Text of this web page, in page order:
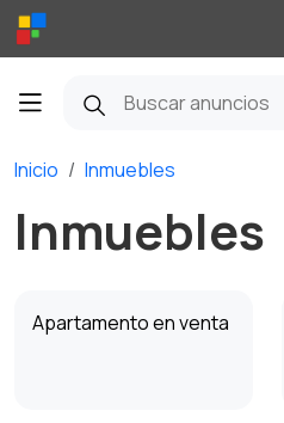
Inicio Inmuebles
Inmuebles
Apartamento en venta